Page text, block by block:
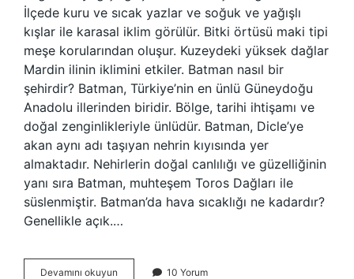
İlçede kuru ve sıcak yazlar ve soğuk ve yağışlı
kışlar ile karasal iklim görülür. Bitki örtüsü maki tipi
meşe korularından oluşur. Kuzeydeki yüksek dağlar
Mardin ilinin iklimini etkiler. Batman nasıl bir
şehirdir? Batman, Türkiye’nin en ünlü Güneydoğu
Anadolu illerinden biridir. Bölge, tarihi ihtişamı ve
doğal zenginlikleriyle ünlüdür. Batman, Dicle’ye
akan aynı adı taşıyan nehrin kıyısında yer
almaktadır. Nehirlerin doğal canlılığı ve güzelliğinin
yanı sıra Batman, muhteşem Toros Dağları ile
süslenmiştir. Batman’da hava sıcaklığı ne kadardır?
Genellikle açık.…
Devamını okuyun Batmanda 10 Yorum